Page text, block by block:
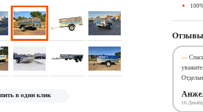
в один клик
Отзывы
16